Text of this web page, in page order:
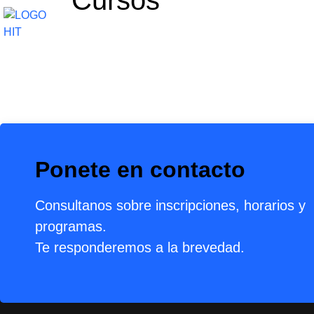
Ponete en contacto
Consultanos sobre inscripciones, horarios y
programas.
Te responderemos a la brevedad.